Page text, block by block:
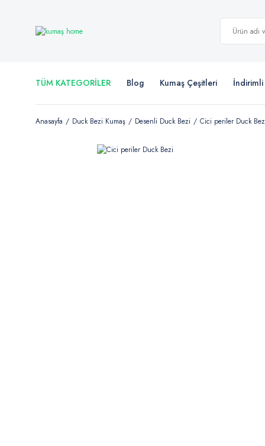
TÜM KATEGORİLER Blog Kumaş Çeşitleri
Anasayfa Duck Bezi Kumaş Desenli Duck Bezi Cici periler Duck